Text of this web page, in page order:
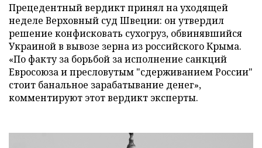
Прецедентный вердикт принял на уходящей
неделе Верховный суд Швеции: он утвердил
решение конфисковать сухогруз, обвинявшийся
Украиной в вывозе зерна из российского Крыма.
«По факту за борьбой за исполнение санкций
Евросоюза и пресловутым "сдерживанием России"
стоит банальное зарабатывание денег»,
комментируют этот вердикт эксперты.